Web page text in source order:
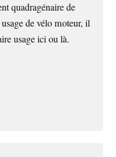
quadragénaire de
de vélo moteur, il
usage ici ou là.